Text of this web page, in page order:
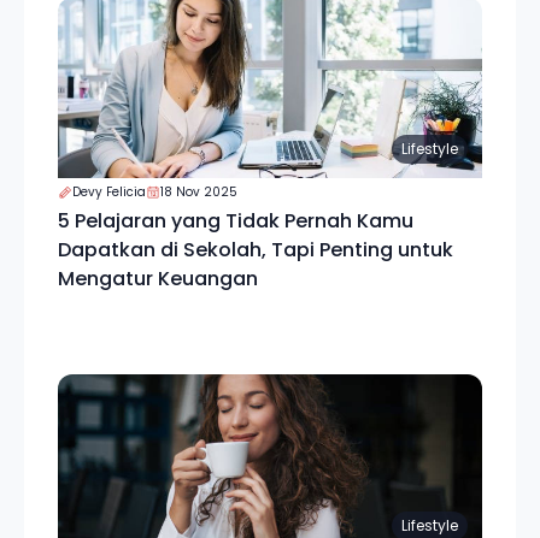
Lifestyle
Devy Felicia 18 Nov 2025
5 Pelajaran yang Tidak Pernah Kamu
Dapatkan di Sekolah, Tapi Penting untuk
Mengatur Keuangan
Lifestyle